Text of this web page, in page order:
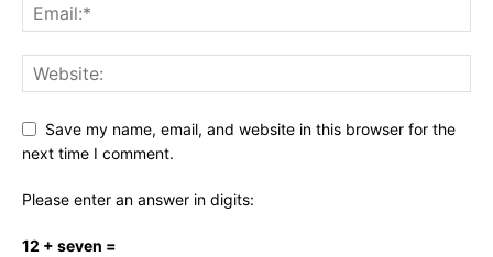
Save my name, email, and website in this browser for the
next time I comment.
Please enter an answer in digits:
12 + seven =